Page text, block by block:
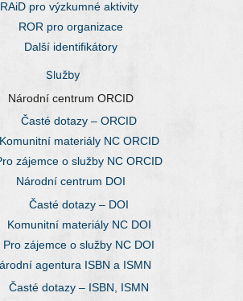
RAiD pro výzkumné aktivity
ROR pro organizace
Další identifikátory
Služby
Národní centrum ORCID
Časté dotazy – ORCID
Komunitní materiály NC ORCID
zájemce o služby NC ORCID
Národní centrum DOI
Časté dotazy – DOI
Komunitní materiály NC DOI
Pro zájemce o služby NC DOI
agentura ISBN a ISMN
Časté dotazy – ISBN, ISMN